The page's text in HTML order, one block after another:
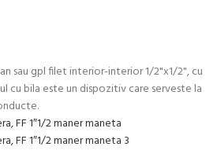
sau gpl filet interior-interior 1/2"x1/2", cu
cu bila este un dispozitiv care serveste la